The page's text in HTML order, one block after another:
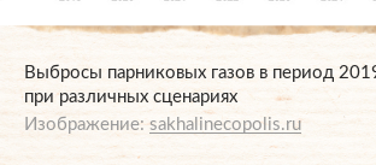
Выбросы парниковых газов в период
при различных сценариях
Изображение:sakhalinecopolis.ru